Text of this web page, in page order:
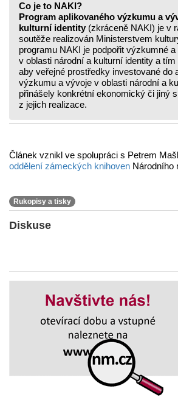
Co je to NAKI?
Program aplikovaného výzkumu a
kulturní identity (zkráceně NAKI) je v
soutěže realizován Ministerstvem
programu NAKI je podpořit výzkumné
v oblasti národní a kulturní identity a
aby veřejné prostředky investované do
výzkumu a vývoje v oblasti národní a
přinášely konkrétní ekonomický či jiný
z jejich realizace.
Článek vznikl ve spolupráci s Petrem
oddělení zámeckých knihoven Národního
Rukopisy a tisky
Diskuse